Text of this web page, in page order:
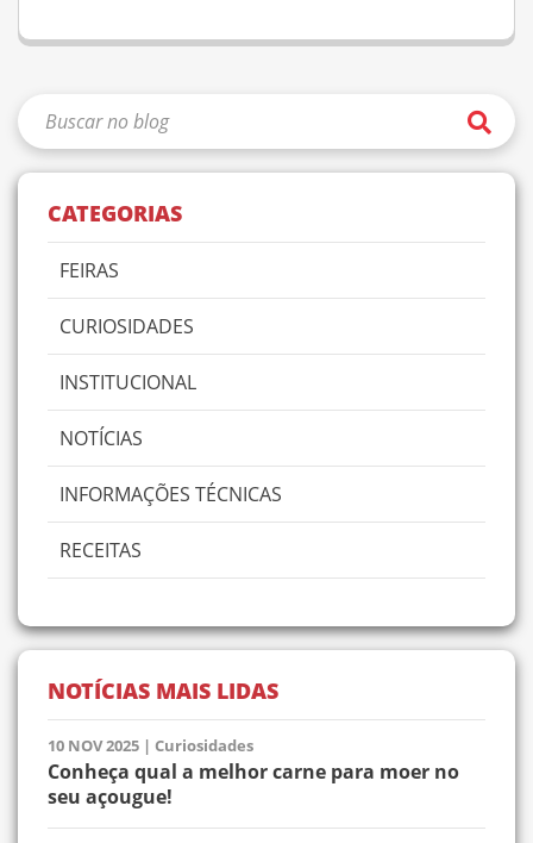
CATEGORIAS
FEIRAS
CURIOSIDADES
INSTITUCIONAL
NOTÍCIAS
INFORMAÇÕES TÉCNICAS
RECEITAS
NOTÍCIAS MAIS LIDAS
10 NOV 2025 | Curiosidades
Conheça qual a melhor carne para moer no
seu açougue!